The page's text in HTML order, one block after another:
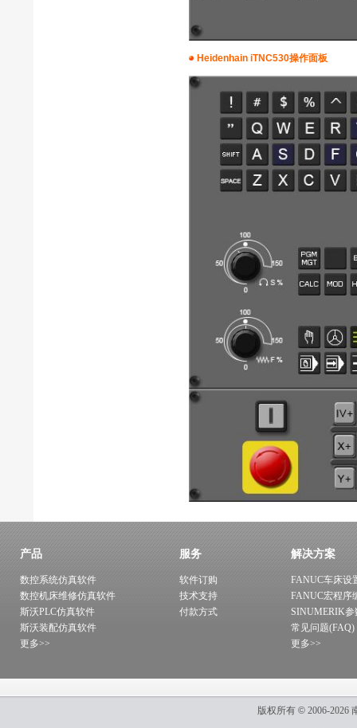
Heidenhain iTNC530操作面板
产品
数控系统仿真软件
数控机床维修仿真软件
斯沃PLC仿真软件
斯沃装配仿真软件
更多>>
服务
软件订购
技术支持
付款方式
解决方案
FANUC车床设
FANUC宏程序
SINUMERIK参
常见问题(FAQ)
更多>>
版权所有 © 2006-2026